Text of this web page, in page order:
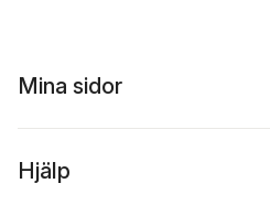
Mina sidor
Hjälp